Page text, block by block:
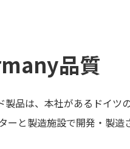
品質
製品は、本社があるドイツ
ーと製造施設で開発・製造